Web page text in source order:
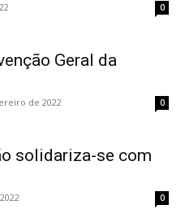
0
Geral da
de 2022 0
solidariza-se com
0